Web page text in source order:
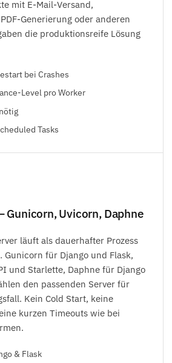
mit E-Mail-Versand,
Generierung oder anderen
die produktionsreife Lösung
bei Crashes
Level pro Worker
Tasks
Gunicorn, Uvicorn, Daphne
läuft als dauerhafter Prozess
Gunicorn für Django und Flask,
und Starlette, Daphne für Django
den passenden Server für
Kein Cold Start, keine
kurzen Timeouts wie bei
& Flask